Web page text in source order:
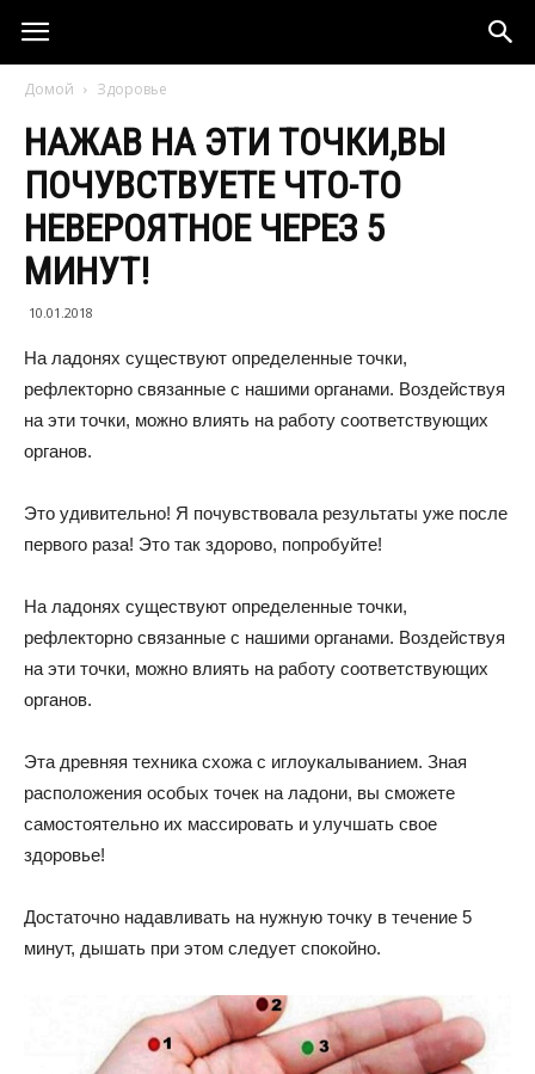
Домой Здоровье
НАЖАВ НА ЭТИ ТОЧКИ,ВЫ
ПОЧУВСТВУЕТЕ ЧТО-ТО
НЕВЕРОЯТНОЕ ЧЕРЕЗ 5
МИНУТ!
10.01.2018
На ладонях существуют определенные точки,
рефлекторно связанные с нашими органами. Воздействуя
на эти точки, можно влиять на работу соответствующих
органов.
Это удивительно! Я почувствовала результаты уже после
первого раза! Это так здорово, попробуйте!
На ладонях существуют определенные точки,
рефлекторно связанные с нашими органами. Воздействуя
на эти точки, можно влиять на работу соответствующих
органов.
Эта древняя техника схожа с иглоукалыванием. Зная
расположения особых точек на ладони, вы сможете
самостоятельно их массировать и улучшать свое
здоровье!
Достаточно надавливать на нужную точку в течение 5
минут, дышать при этом следует спокойно.